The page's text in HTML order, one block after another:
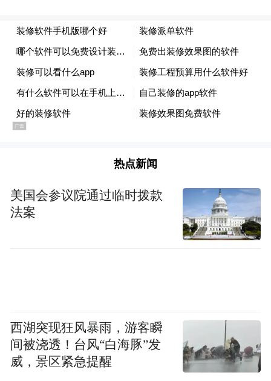
热点新闻
美国会参议院通过临时拨款
法案
西湖突现狂风暴雨，游客瞬
间被浇透！台风“白海豚”发
威，景区紧急提醒